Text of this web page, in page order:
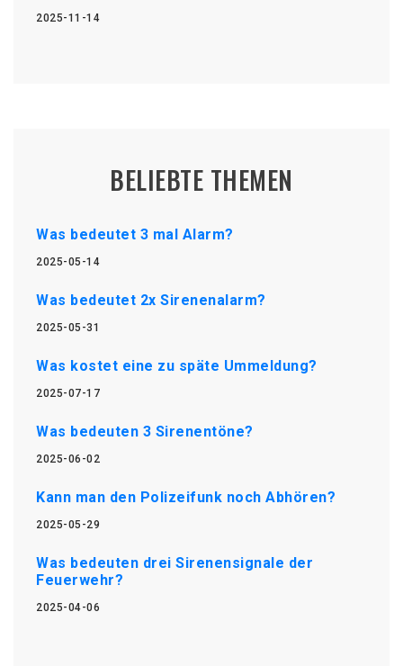
2025-11-14
BELIEBTE THEMEN
Was bedeutet 3 mal Alarm?
2025-05-14
Was bedeutet 2x Sirenenalarm?
2025-05-31
Was kostet eine zu späte Ummeldung?
2025-07-17
Was bedeuten 3 Sirenentöne?
2025-06-02
Kann man den Polizeifunk noch Abhören?
2025-05-29
Was bedeuten drei Sirenensignale der
Feuerwehr?
2025-04-06